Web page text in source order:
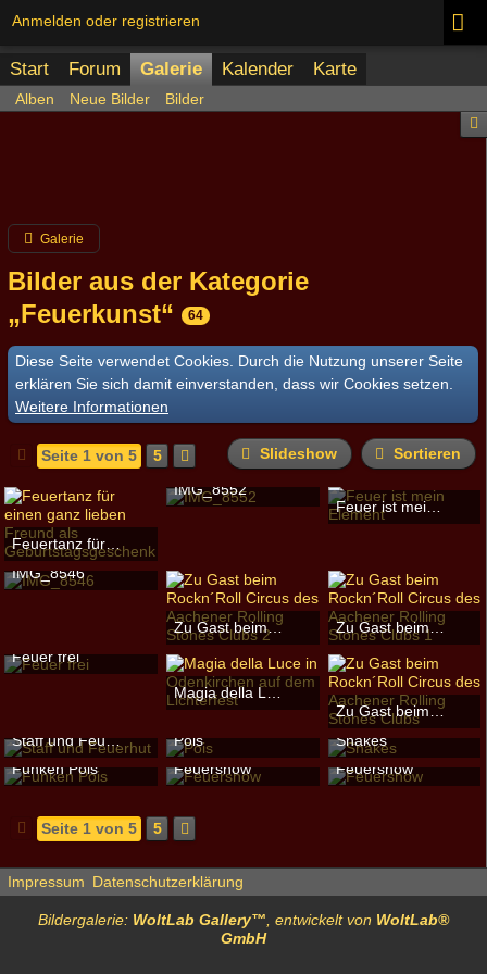
Anmelden oder registrieren
Start Forum Galerie Kalender Karte
Alben Neue Bilder Bilder
Galerie
Bilder aus der Kategorie
„Feuerkunst“
64
Diese Seite verwendet Cookies. Durch die Nutzung unserer Seite
erklären Sie sich damit einverstanden, dass wir Cookies setzen.
Weitere Informationen
Seite 1 von 5 5 Slideshow Sortieren
shazadimona-5. Juni 2018
164.031
IMG_8552
ronin-12. September 2016
Feuer ist mein Element
ronin-12. September
IMG_8546
ronin-12. September 2016
Zu Gast beim Rockn´Roll Circus des Aachener Rolling Stones Clubs 2
ronin-12. September 2016
45.689
0 0
Zu Gast beim Rockn´Roll Circus des Aachener Rolling Stones Clubs 1
ronin-12. September
47.498
0
Feuer frei
ronin-12. September 2016
Magia della Luce in Odenkirchen auf dem Lichterfest
ronin-12. September 2016
Zu Gast beim Rockn´Roll Circus des Aachener Rolling Stones Clubs
ronin-12. September
46.296
Staff und Feuerhut
Blickfang-21. Januar 2016
6.805
0
Pois
Blickfang-21. Januar 2016
2.218
0
Snakes
Blickfang-21. Januar
2.200
0
Funken Pois
Blickfang-21. Januar 2016
Feuershow
outdoor-1. Dezember 2015
Feuershow
outdoor-1. Dezember
Seite 1 von 5 5
Impressum Datenschutzerklärung
Bildergalerie: WoltLab Gallery™ , entwickelt von WoltLab®
GmbH